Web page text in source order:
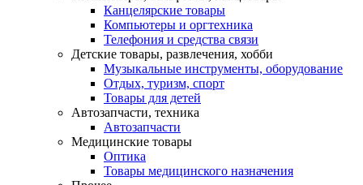
Канцелярские товары
Компьютеры и оргтехника
Телефония и средства связи
Детские товары, развлечения, хобби
Музыкальные инструменты, оборудование
Отдых, туризм, спорт
Товары для детей
Автозапчасти, техника
Автозапчасти
Медицинские товары
Оптика
Товары медицинского назначения